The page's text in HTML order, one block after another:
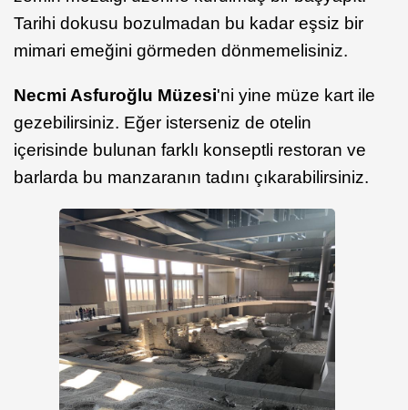
Tarihi dokusu bozulmadan bu kadar eşsiz bir
mimari emeğini görmeden dönmemelisiniz.
Necmi Asfuroğlu Müzesi'ni yine müze kart ile
gezebilirsiniz. Eğer isterseniz de otelin
içerisinde bulunan farklı konseptli restoran ve
barlarda bu manzaranın tadını çıkarabilirsiniz.